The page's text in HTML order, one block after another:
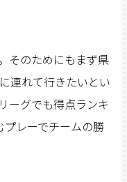
そのためにもまず県
連れて行きたいとい
ーグでも得点ランキ
プレーでチームの勝